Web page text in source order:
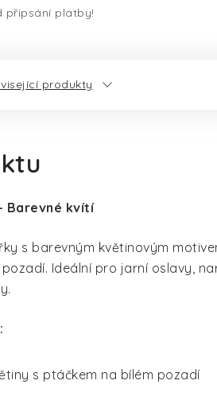
připsání platby!
produkty
- Barevné kvítí
s barevným květinovým
Ideální pro jarní oslavy,
s ptáčkem na bílém pozadí